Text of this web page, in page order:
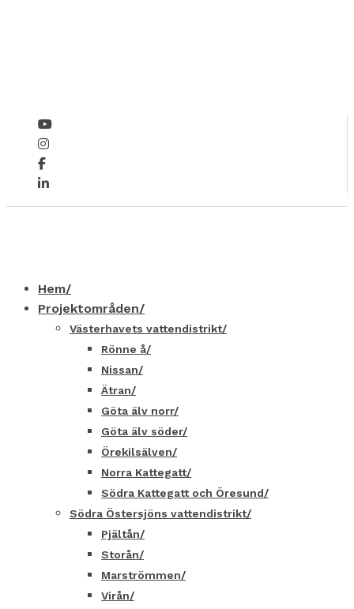
Hem
Projektområden
Västerhavets vattendistrikt
Rönne å
Nissan
Ätran
Göta älv norr
Göta älv söder
Örekilsälven
Norra Kattegatt
Södra Kattegatt och Öresund
Södra Östersjöns vattendistrikt
Pjältån
Storån
Marströmmen
Virån